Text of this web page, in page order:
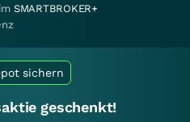
SMARTBROKER+
sichern
geschenkt!